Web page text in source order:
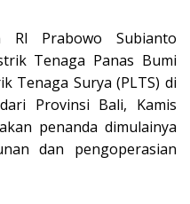
RI Prabowo Subianto
Tenaga Panas Bumi
Tenaga Surya (PLTS) di
Provinsi Bali, Kamis
penanda dimulainya
dan pengoperasian